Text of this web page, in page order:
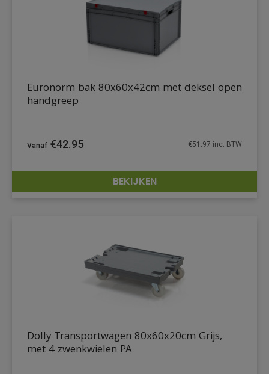
DETAILS
Euronorm bak 80x60x42cm met deksel open
handgreep
€42.95 €51.97 inc. BTW
BEKIJKEN
Dolly Transportwagen 80x60x20cm Grijs,
met 4 zwenkwielen PA